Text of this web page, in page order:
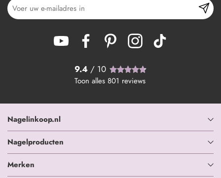
9.4 / 10
Toon alles 801 reviews
Nagelinkoop.nl
Nagelproducten
Merken